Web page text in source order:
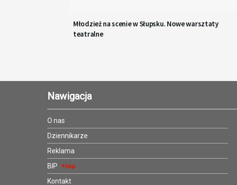
Młodzież na scenie w Słupsku. Nowe warsztaty
teatralne
Nawigacja
O nas
Dziennikarze
Reklama
BIP
Kontakt